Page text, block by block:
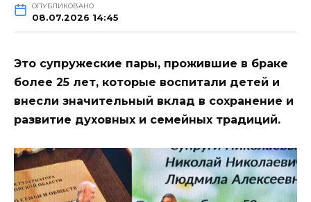
ОПУБЛИКОВАНО
08.07.2026 14:45
Это супружеские пары, прожившие в браке
более 25 лет, которые воспитали детей и
внесли значительный вклад в сохранение и
развитие духовных и семейных традиций.